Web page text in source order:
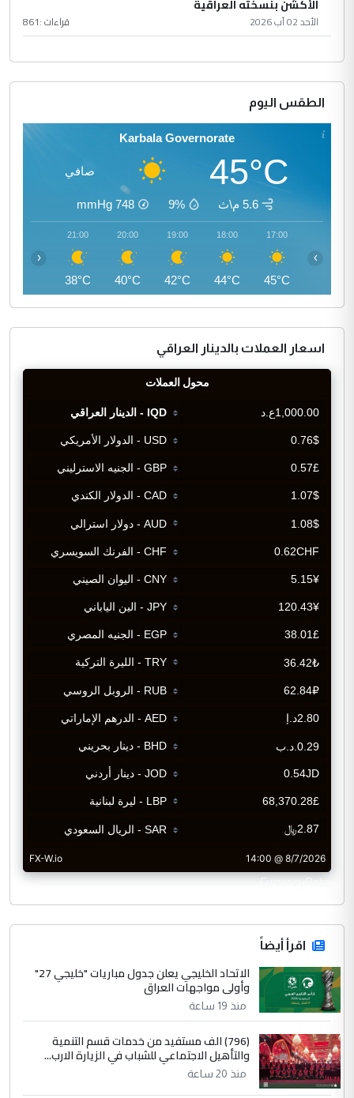
الأكشن بنسخته العراقية
الأحد 02 آب 2026 قراءات :861
الطقس اليوم
Karbala Governorate
45°C صافي
5.6 م\ث 9%
748
mmHg
17:00
45°C
18:00
44°C
19:00
42°C
20:00
40°C
21:00
38°C
‹ ›
اسعار العملات بالدينار العراقي
CurrencyRate
اقرأ أيضاً
الاتحاد الخليجي يعلن جدول مباريات "خليجي 27"
وأولى مواجهات العراق
منذ 19 ساعة
(796) الف مستفيد من خدمات قسم التنمية
والتأهيل الاجتماعي للشباب في الزيارة الارب...
منذ 20 ساعة